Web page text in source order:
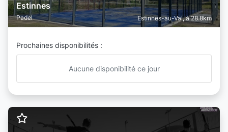
Estinnes
Padel Estinnes-au-Val, à 28.8km
Prochaines disponibilités :
Aucune disponibilité ce jour